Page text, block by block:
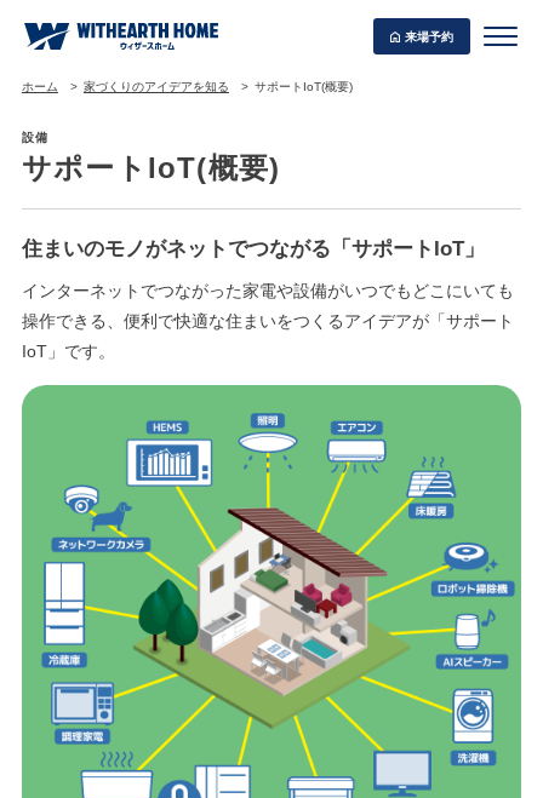
来場予約
WITHEARTH HOME の BEST PLAN
エリア限定商品
ホーム 家づくりのアイデアを知る サポートIoT(概要)
設備
サポートIoT(概要)
住まいのモノがネットでつながる「サポートIoT」
インターネットでつながった家電や設備がいつでもどこにいても
操作できる、便利で快適な住まいをつくるアイデアが「サポート
IoT」です。